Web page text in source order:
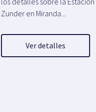
Zunder en Miranda...
Ver detalles